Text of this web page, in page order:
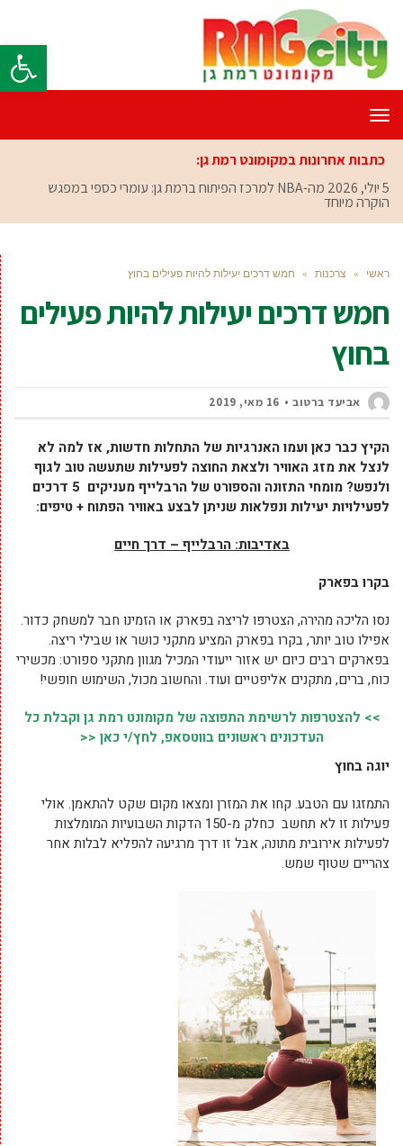
פתח
תפריט
כתבות אחרונות במקומונט רמת גן:
5 יולי, 2026
מה-NBA למרכז הפיתוח ברמת גן: עומרי כספי במפגש
הוקרה מיוחד
ראשי » צרכנות » חמש דרכים יעילות להיות פעילים בחוץ
חמש דרכים יעילות להיות פעילים
בחוץ
אביעד ברטוב 16 מאי, 2019
הקיץ כבר כאן ועמו האנרגיות של התחלות חדשות, אז למה לא
לנצל את מזג האוויר ולצאת החוצה לפעילות שתעשה טוב לגוף
ולנפש? מומחי התזונה והספורט של הרבלייף מעניקים 5 דרכים
לפעילויות יעילות ונפלאות שניתן לבצע באוויר הפתוח + טיפים:
באדיבות: הרבלייף – דרך חיים
בקרו בפארק
נסו הליכה מהירה, הצטרפו לריצה בפארק או הזמינו חבר למשחק כדור.
אפילו טוב יותר, בקרו בפארק המציע מתקני כושר או שבילי ריצה.
בפארקים רבים כיום יש אזור ייעודי המכיל מגוון מתקני ספורט: מכשירי
כוח, ברים, מתקנים אליפטיים ועוד. והחשוב מכול, השימוש חופשי!
>> להצטרפות לרשימת התפוצה של מקומונט רמת גן וקבלת כל
העדכונים ראשונים בווטסאפ, לחץ/י כאן <<
יוגה בחוץ
התמזגו עם הטבע. קחו את המזרן ומצאו מקום שקט להתאמן. אולי
פעילות זו לא תחשב כחלק מ-150 הדקות השבועיות המומלצות
לפעילות אירובית מתונה, אבל זו דרך מרגיעה להפליא לבלות אחר
צהריים שטוף שמש.